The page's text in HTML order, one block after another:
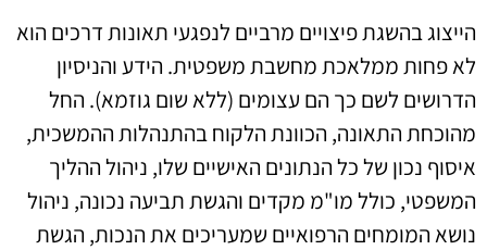
הייצוג בהשגת פיצויים מרביים לנפגעי תאונות דרכים הוא
לא פחות ממלאכת מחשבת משפטית. הידע והניסיון
הדרושים לשם כך הם עצומים (ללא שום גוזמא). החל
מהוכחת התאונה, הכוונת הלקוח בהתנהלות ההמשכית,
איסוף נכון של כל הנתונים האישיים שלו, ניהול ההליך
המשפטי, כולל מו"מ מקדים והגשת תביעה נכונה, ניהול
נושא המומחים הרפואיים שמעריכים את הנכות, הגשת